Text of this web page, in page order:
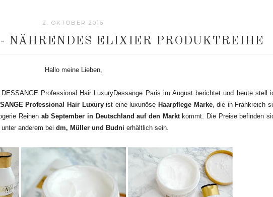
2. OKTOBER 2016
- NÄHRENDES ELIXIER PRODUKTREIHE
Hallo meine Lieben,
DESSANGE Professional Hair LuxuryDessange Paris im August berichtet und heute stell
Professional Hair Luxuryist eine luxuriöse Haarpflege Marke, die in Frankreich
Reihen ab September in Deutschland auf den Marktkommt. Die Preise befinden
anderem bei dm, Müller und Budni erhältlich sein.